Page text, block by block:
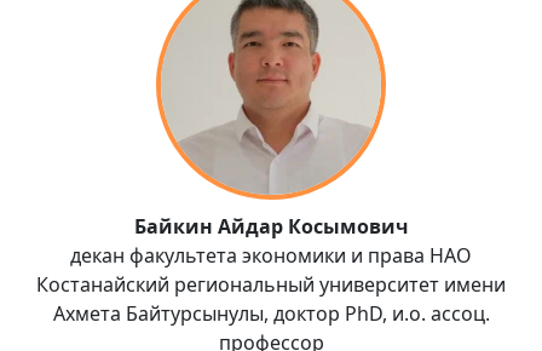
Байкин Айдар Косымович
декан факультета экономики и права НАО
Костанайский региональный университет имени
Ахмета Байтурсынулы, доктор PhD, и.о. ассоц.
профессор